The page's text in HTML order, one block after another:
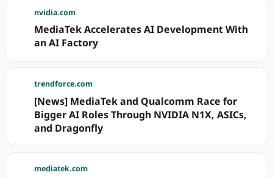
nvidia.com
MediaTek Accelerates AI Development With
an AI Factory
trendforce.com
[News] MediaTek and Qualcomm Race for
Bigger AI Roles Through NVIDIA N1X, ASICs,
and Dragonfly
mediatek.com